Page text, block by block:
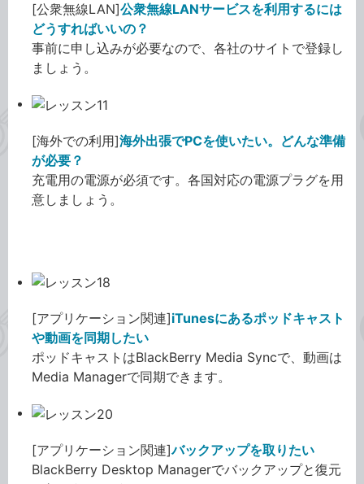
[公衆無線LAN]公衆無線LANサービスを利用するには
どうすればいいの？
事前に申し込みが必要なので、各社のサイトで登録し
ましょう。
[海外での利用]海外出張でPCを使いたい。どんな準備
が必要？
充電用の電源が必須です。各国対応の電源プラグを用
意しましょう。
[アプリケーション関連]iTunesにあるポッドキャスト
や動画を同期したい
ポッドキャストはBlackBerry Media Syncで、動画は
Media Managerで同期できます。
[アプリケーション関連]バックアップを取りたい
BlackBerry Desktop Managerでバックアップと復元